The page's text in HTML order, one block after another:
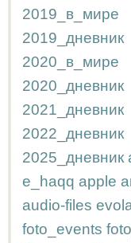
2019_в_мире
2019_дневник
2020_в_мире
2020_дневник
2021_дневник
2022_дневник
2025_дневник
e_haqq apple
audio-files
foto_events